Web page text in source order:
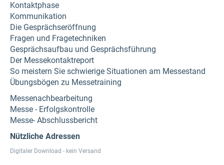
Kontaktphase
Kommunikation
Die Gesprächseröffnung
Fragen und Fragetechniken
Gesprächsaufbau und Gesprächsführung
Der Messekontaktreport
So meistern Sie schwierige Situationen am Messestand
Übungsbögen zu Messetraining
Messenachbearbeitung
Messe - Erfolgskontrolle
Messe- Abschlussbericht
Nützliche Adressen
Digitaler Download - kein Versand